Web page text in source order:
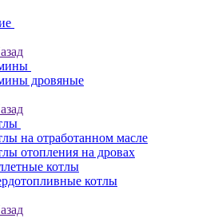
дровяные
на отработанном масле
отопления на дровах
котлы
котлы